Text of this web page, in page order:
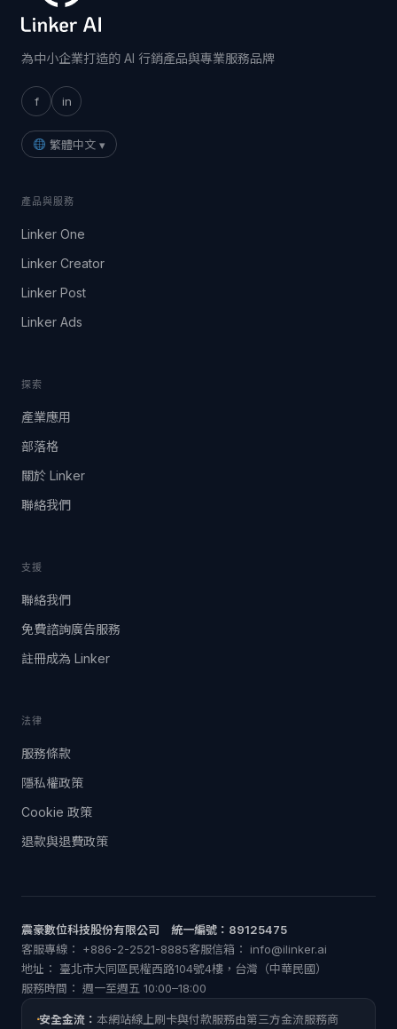
為中小企業打造的 AI 行銷產品與專業服務品牌
f in
繁體中文 ▾
產品與服務
Linker One
Linker Creator
Linker Post
Linker Ads
探索
產業應用
部落格
關於 Linker
聯絡我們
支援
聯絡我們
免費諮詢廣告服務
註冊成為 Linker
法律
服務條款
隱私權政策
Cookie 政策
退款與退費政策
震豪數位科技股份有限公司 統一編號：89125475
客服專線： +886-2-2521-8885客服信箱： info@ilinker.ai
地址： 臺北市大同區民權西路104號4樓，台灣（中華民國）
服務時間： 週一至週五 10:00–18:00
安全金流：本網站線上刷卡與付款服務由第三方金流服務商